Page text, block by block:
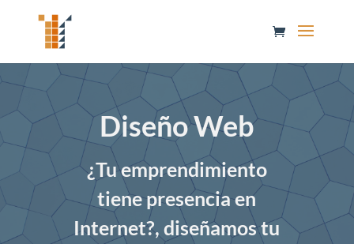
Diseño Web
¿Tu emprendimiento
tiene presencia en
Internet?, diseñamos tu